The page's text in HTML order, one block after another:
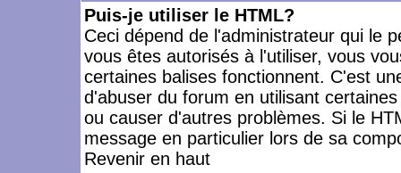
Puis-je utiliser le HTML?
Ceci dépend de l'administrateur qui le
vous êtes autorisés à l'utiliser, vous
certaines balises fonctionnent. C'est
d'abuser du forum en utilisant
ou causer d'autres problèmes. Si le
message en particulier lors de sa
Revenir en haut